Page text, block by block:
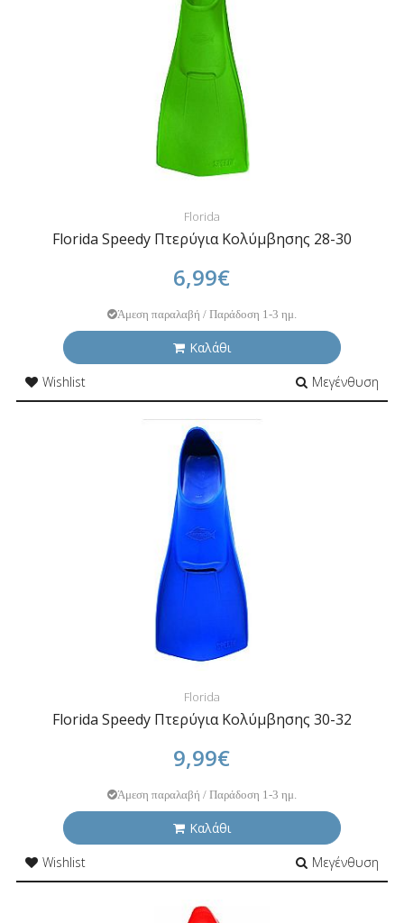
Florida
Florida Speedy Πτερύγια Κολύμβησης 28-30
6,99€
Άμεση παραλαβή / Παράδοση 1-3 ημ.
Καλάθι
Wishlist
Μεγένθυση
Florida
Florida Speedy Πτερύγια Κολύμβησης 30-32
9,99€
Άμεση παραλαβή / Παράδοση 1-3 ημ.
Καλάθι
Wishlist
Μεγένθυση